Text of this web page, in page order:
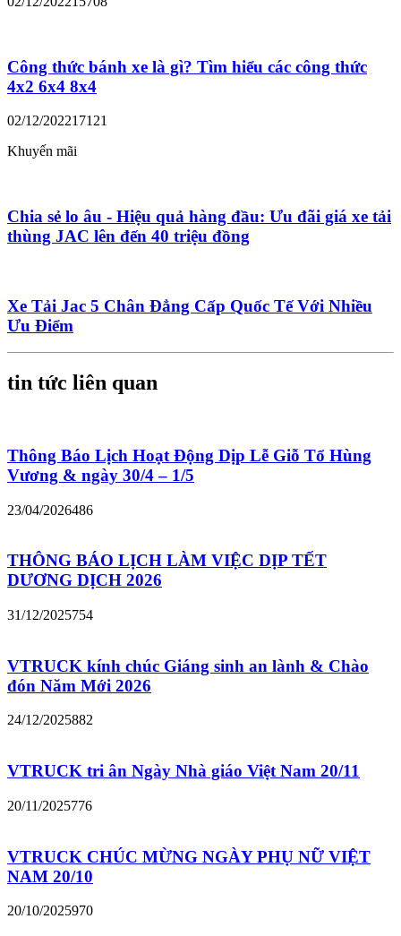
Công thức bánh xe là gì? Tìm hiểu các công thức
4x2 6x4 8x4
02/12/202217121
Khuyến mãi
Chia sẻ lo âu - Hiệu quả hàng đầu: Ưu đãi giá xe tải
thùng JAC lên đến 40 triệu đồng
Xe Tải Jac 5 Chân Đẳng Cấp Quốc Tế Với Nhiều
Ưu Điểm
tin tức liên quan
Thông Báo Lịch Hoạt Động Dịp Lễ Giỗ Tổ Hùng
Vương & ngày 30/4 – 1/5
23/04/2026486
THÔNG BÁO LỊCH LÀM VIỆC DỊP TẾT
DƯƠNG DỊCH 2026
31/12/2025754
VTRUCK kính chúc Giáng sinh an lành & Chào
đón Năm Mới 2026
24/12/2025882
VTRUCK tri ân Ngày Nhà giáo Việt Nam 20/11
20/11/2025776
VTRUCK CHÚC MỪNG NGÀY PHỤ NỮ VIỆT
NAM 20/10
20/10/2025970